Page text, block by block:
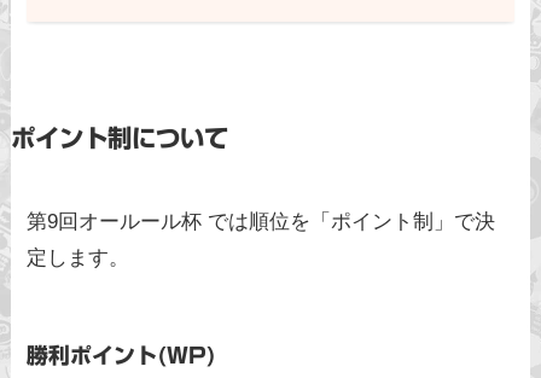
ポイント制について
第9回オールール杯 では順位を「ポイント制」で決
定します。
勝利ポイント(WP)